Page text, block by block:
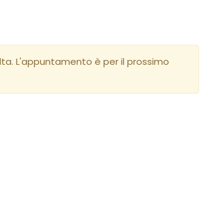
L'appuntamento è per il prossimo